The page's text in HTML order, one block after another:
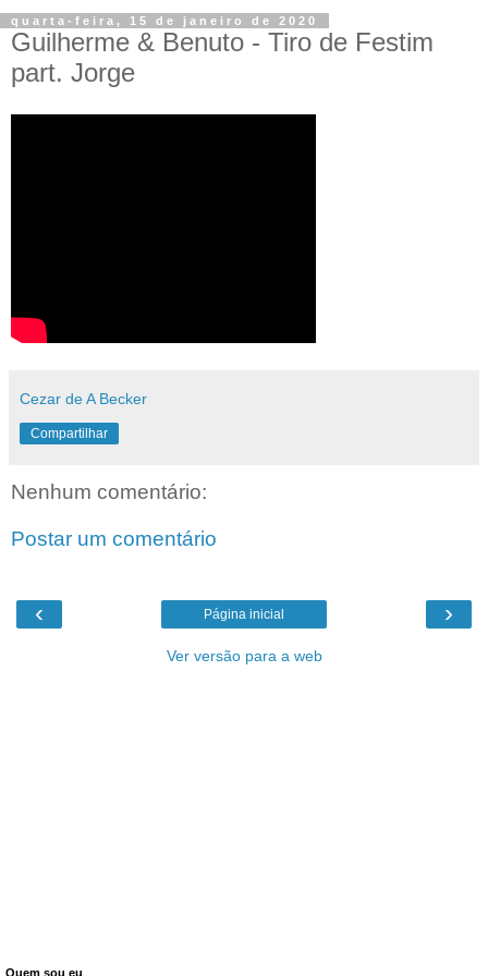
quarta-feira, 15 de janeiro de 2020
Guilherme & Benuto - Tiro de Festim
part. Jorge
Cezar de A Becker
Compartilhar
Nenhum comentário:
Postar um comentário
‹ ›
Página inicial
Ver versão para a web
Quem sou eu